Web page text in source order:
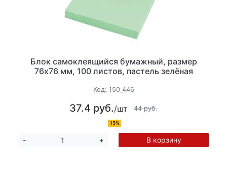
Блок самоклеящийся бумажный, размер
76х76 мм, 100 листов, пастель зелёная
Код: 150_446
37.4 руб./шт 44 руб.
15%
- + В корзину